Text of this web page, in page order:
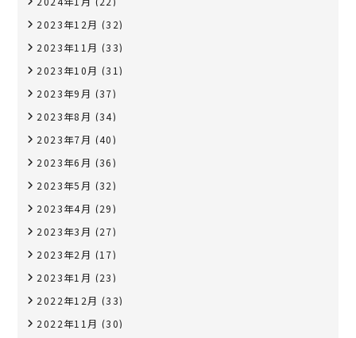
2023年12月 (32)
2023年11月 (33)
2023年10月 (31)
2023年9月 (37)
2023年8月 (34)
2023年7月 (40)
2023年6月 (36)
2023年5月 (32)
2023年4月 (29)
2023年3月 (27)
2023年2月 (17)
2023年1月 (23)
2022年12月 (33)
2022年11月 (30)